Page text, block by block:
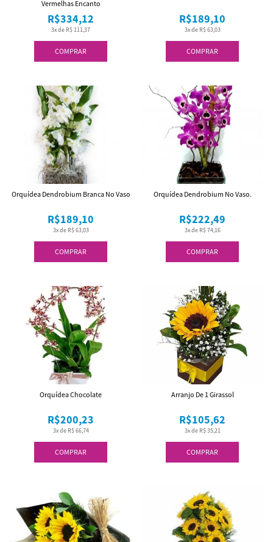
COMPRAR
3x de R$ 111,37
R$334,12
Vermelhas Encanto
COMPRAR
3x de R$ 63,03
R$189,10
COMPRAR
3x de R$ 63,03
R$189,10
Orquídea Dendrobium Branca No Vaso
COMPRAR
3x de R$ 74,16
R$222,49
Orquídea Dendrobium No Vaso.
COMPRAR
3x de R$ 66,74
R$200,23
Orquídea Chocolate
COMPRAR
3x de R$ 35,21
R$105,62
Arranjo De 1 Girassol